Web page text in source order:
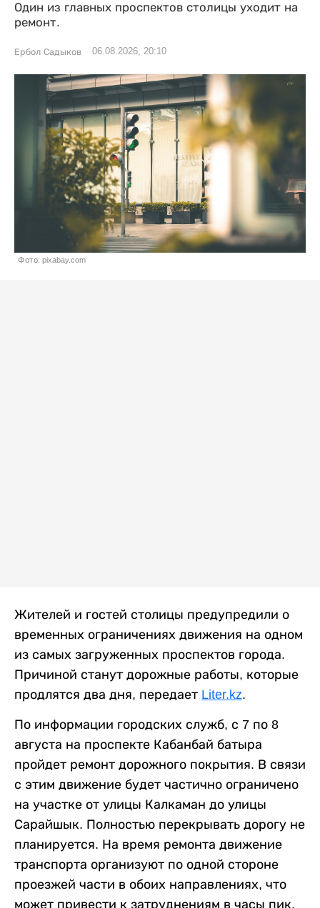
Один из главных проспектов столицы уходит на
ремонт.
Ербол Садыков 06.08.2026, 20:10
Фото: pixabay.com
Жителей и гостей столицы предупредили о
временных ограничениях движения на одном
из самых загруженных проспектов города.
Причиной станут дорожные работы, которые
продлятся два дня, передает Liter.kz.
По информации городских служб, с 7 по 8
августа на проспекте Кабанбай батыра
пройдет ремонт дорожного покрытия. В связи
с этим движение будет частично ограничено
на участке от улицы Калкаман до улицы
Сарайшык. Полностью перекрывать дорогу не
планируется. На время ремонта движение
транспорта организуют по одной стороне
проезжей части в обоих направлениях, что
может привести к затруднениям в часы пик.